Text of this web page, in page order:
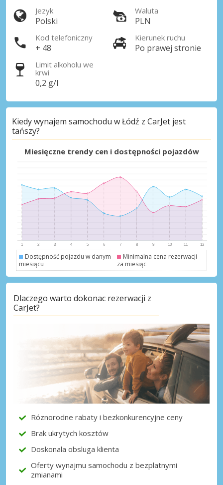
Najlepsze oszczędności
Uzyskaj dostęp do ekskluzywnych ofert
partnerów
Zaloguj się przez eLink
Jezyk
Polski
Waluta
PLN
Kod telefoniczny
+ 48
Kierunek ruchu
Po prawej stronie
Limit alkoholu we
krwi
0,2 g/l
Kiedy wynajem samochodu w Łódź z CarJet jest
tańszy?
Miesięczne trendy cen i dostępności pojazdów
Dostępność pojazdu w danym
miesiącu
Minimalna cena rezerwacji
za miesiąc
Dlaczego warto dokonac rezerwacji z
CarJet?
Róznorodne rabaty i bezkonkurencyjne ceny
Brak ukrytych kosztów
Doskonala obsluga klienta
Oferty wynajmu samochodu z bezplatnymi
zmianami